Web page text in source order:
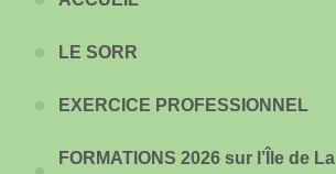
LE SORR
EXERCICE PROFESSIONNEL
FORMATIONS 2026 sur l’Île de La